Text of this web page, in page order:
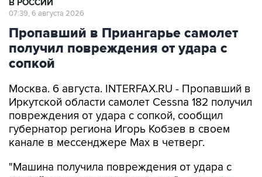
Пропавший в Приангарье самолет
получил повреждения от удара с
сопкой
Москва. 6 августа. INTERFAX.RU - Пропавший в
повреждения от удара с сопкой, сообщил
губернатор региона Игорь Кобзев в своем
канале в мессенджере Мах в четверг.
"Машина получила повреждения от удара с
Кобзев.